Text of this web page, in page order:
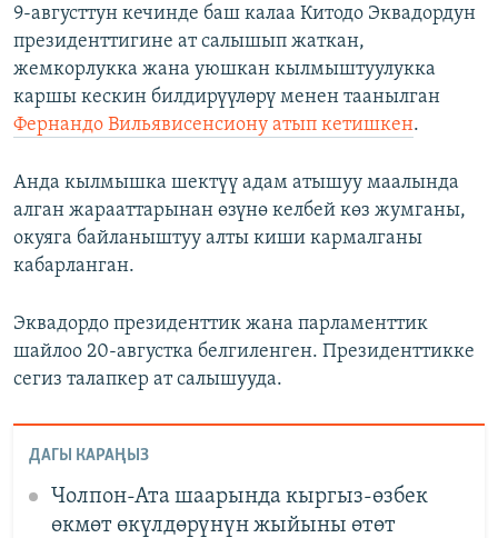
9-августтун кечинде баш калаа Китодо Эквадордун
президенттигине ат салышып жаткан,
жемкорлукка жана уюшкан кылмыштуулукка
каршы кескин билдирүүлөрү менен таанылган
Фернандо Вильявисенсиону атып кетишкен.
Анда кылмышка шектүү адам атышуу маалында
алган жарааттарынан өзүнө келбей көз жумганы,
окуяга байланыштуу алты киши кармалганы
кабарланган.
Эквадордо президенттик жана парламенттик
шайлоо 20-августка белгиленген. Президенттикке
сегиз талапкер ат салышууда.
ДАГЫ КАРАҢЫЗ
Чолпон-Ата шаарында кыргыз-өзбек
өкмөт өкүлдөрүнүн жыйыны өтөт